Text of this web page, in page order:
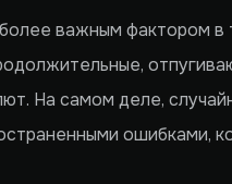
важным фактором в
На самом деле,
ошибками,